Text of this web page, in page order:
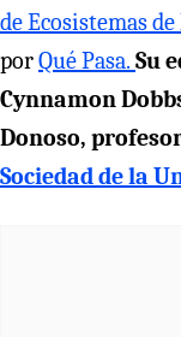
de Ecosistemas
porQué Pasa. Su
Cynnamon
Donoso,
Sociedad de la